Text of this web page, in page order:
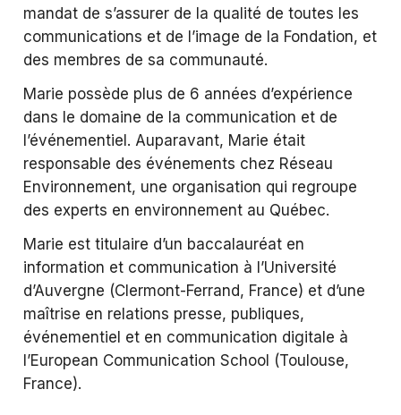
mandat de s’assurer de la qualité de toutes les
communications et de l’image de la Fondation, et
des membres de sa communauté.
Marie possède plus de 6 années d’expérience
dans le domaine de la communication et de
l’événementiel. Auparavant, Marie était
responsable des événements chez Réseau
Environnement, une organisation qui regroupe
des experts en environnement au Québec.
Marie est titulaire d’un baccalauréat en
information et communication à l’Université
d’Auvergne (Clermont-Ferrand, France) et d’une
maîtrise en relations presse, publiques,
événementiel et en communication digitale à
l’European Communication School (Toulouse,
France).